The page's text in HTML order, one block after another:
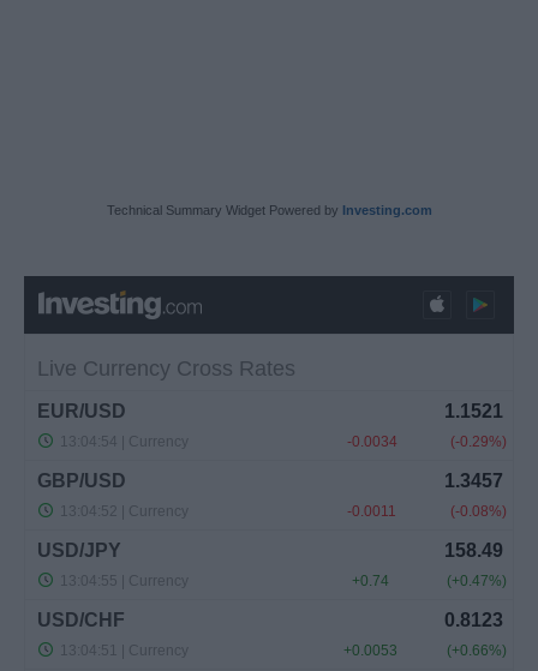
Technical Summary Widget Powered by Investing.com